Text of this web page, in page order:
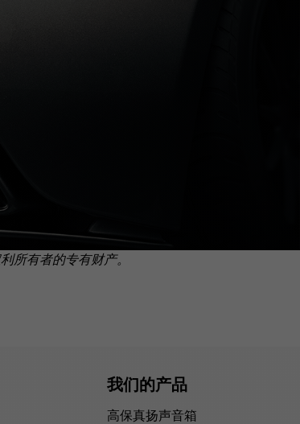
所有者的专有财产。
我们的产品
高保真扬声音箱